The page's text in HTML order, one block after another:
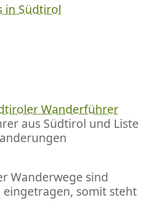
in Südtirol
Wanderführer
aus Südtirol und Liste
Wanderwege sind
somit steht